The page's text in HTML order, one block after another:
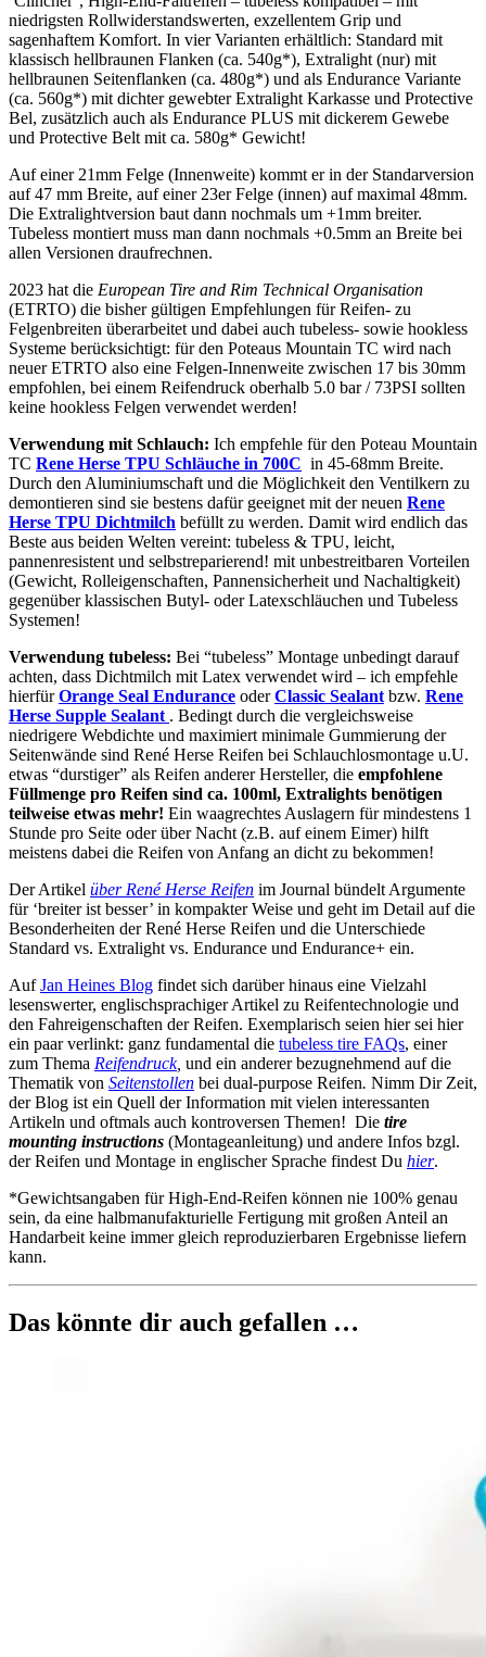
niedrigsten Rollwiderstandswerten, exzellentem Grip und
sagenhaftem Komfort. In vier Varianten erhältlich: Standard mit
klassisch hellbraunen Flanken (ca. 540g*), Extralight (nur) mit
hellbraunen Seitenflanken (ca. 480g*) und als Endurance Variante
(ca. 560g*) mit dichter gewebter Extralight Karkasse und Protective
Bel, zusätzlich auch als Endurance PLUS mit dickerem Gewebe
und Protective Belt mit ca. 580g* Gewicht!
Auf einer 21mm Felge (Innenweite) kommt er in der Standarversion
auf 47 mm Breite, auf einer 23er Felge (innen) auf maximal 48mm.
Die Extralightversion baut dann nochmals um +1mm breiter.
Tubeless montiert muss man dann nochmals +0.5mm an Breite bei
allen Versionen draufrechnen.
2023 hat die European Tire and Rim Technical Organisation
(ETRTO) die bisher gültigen Empfehlungen für Reifen- zu
Felgenbreiten überarbeitet und dabei auch tubeless- sowie hookless
Systeme berücksichtigt: für den Poteaus Mountain TC wird nach
neuer ETRTO also eine Felgen-Innenweite zwischen 17 bis 30mm
empfohlen, bei einem Reifendruck oberhalb 5.0 bar / 73PSI sollten
keine hookless Felgen verwendet werden!
Verwendung mit Schlauch: Ich empfehle für den Poteau Mountain
TC Rene Herse TPU Schläuche in 700C in 45-68mm Breite.
Durch den Aluminiumschaft und die Möglichkeit den Ventilkern zu
demontieren sind sie bestens dafür geeignet mit der neuen Rene
Herse TPU Dichtmilch befüllt zu werden. Damit wird endlich das
Beste aus beiden Welten vereint: tubeless & TPU, leicht,
pannenresistent und selbstreparierend! mit unbestreitbaren Vorteilen
(Gewicht, Rolleigenschaften, Pannensicherheit und Nachaltigkeit)
gegenüber klassischen Butyl- oder Latexschläuchen und Tubeless
Systemen!
Verwendung tubeless: Bei “tubeless” Montage unbedingt darauf
achten, dass Dichtmilch mit Latex verwendet wird – ich empfehle
hierfürOrange Seal Endurance oderClassic Sealant bzw. Rene
Herse Supple Sealant . Bedingt durch die vergleichsweise
niedrigere Webdichte und maximiert minimale Gummierung der
Seitenwände sind René Herse Reifen bei Schlauchlosmontage u.U.
etwas “durstiger” als Reifen anderer Hersteller, die empfohlene
Füllmenge pro Reifen sind ca. 100ml, Extralights benötigen
teilweise etwas mehr! Ein waagrechtes Auslagern für mindestens 1
Stunde pro Seite oder über Nacht (z.B. auf einem Eimer) hilft
meistens dabei die Reifen von Anfang an dicht zu bekommen!
Der Artikel über René Herse Reifen im Journal bündelt Argumente
für ‘breiter ist besser’ in kompakter Weise und geht im Detail auf die
Besonderheiten der René Herse Reifen und die Unterschiede
Standard vs. Extralight vs. Endurance und Endurance+ ein.
AufJan Heines Blog findet sich darüber hinaus eine Vielzahl
lesenswerter, englischsprachiger Artikel zu Reifentechnologie und
den Fahreigenschaften der Reifen. Exemplarisch seien hier sei hier
ein paar verlinkt: ganz fundamental die tubeless tire FAQs, einer
zum Thema Reifendruck, und ein anderer bezugnehmend auf die
Thematik von Seitenstollen bei dual-purpose Reifen. Nimm Dir Zeit,
der Blog ist ein Quell der Information mit vielen interessanten
Artikeln und oftmals auch kontroversen Themen! Die tire
mounting instructions (Montageanleitung) und andere Infos bzgl.
der Reifen und Montage in englischer Sprache findest Du hier.
*Gewichtsangaben für High-End-Reifen können nie 100% genau
sein, da eine halbmanufakturielle Fertigung mit großen Anteil an
Handarbeit keine immer gleich reproduzierbaren Ergebnisse liefern
kann.
Das könnte dir auch gefallen …